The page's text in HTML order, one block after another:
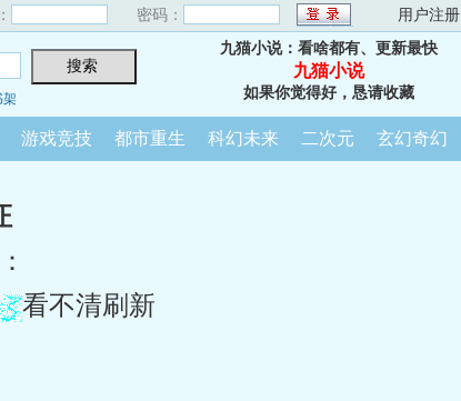
密码： 用户注册
架
九猫小说：看啥都有、更新最快
九猫小说
如果你觉得好，恳请收藏
游戏竞技 都市重生 科幻未来 二次元 玄幻奇幻
看不清刷新